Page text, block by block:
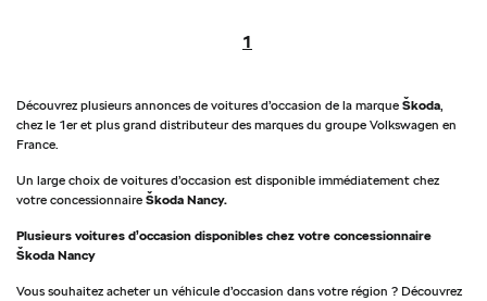
1
Découvrez plusieurs annonces de voitures d’occasion de la marque Škoda,
chez le 1er et plus grand distributeur des marques du groupe Volkswagen en
France.
Un large choix de voitures d’occasion est disponible immédiatement chez
votre concessionnaire Škoda Nancy.
Plusieurs voitures d’occasion disponibles chez votre concessionnaire
Škoda Nancy
Vous souhaitez acheter un véhicule d’occasion dans votre région ? Découvrez